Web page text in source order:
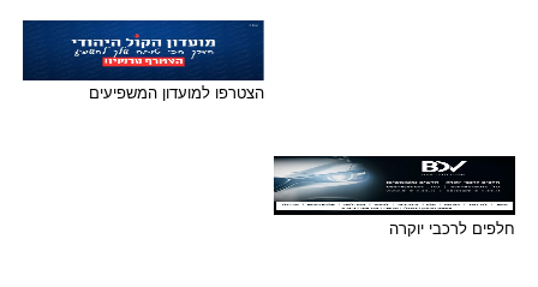
הצטרפו למועדון המשפיעים
חלפים לרכבי יוקרה